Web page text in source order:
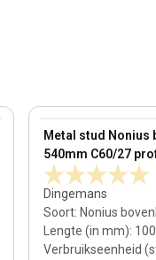
Metal stud Nonius
540mm C60/27
Dingemans
Soort: Nonius
Lengte (in mm): 100
Verbruikseenheid
View product